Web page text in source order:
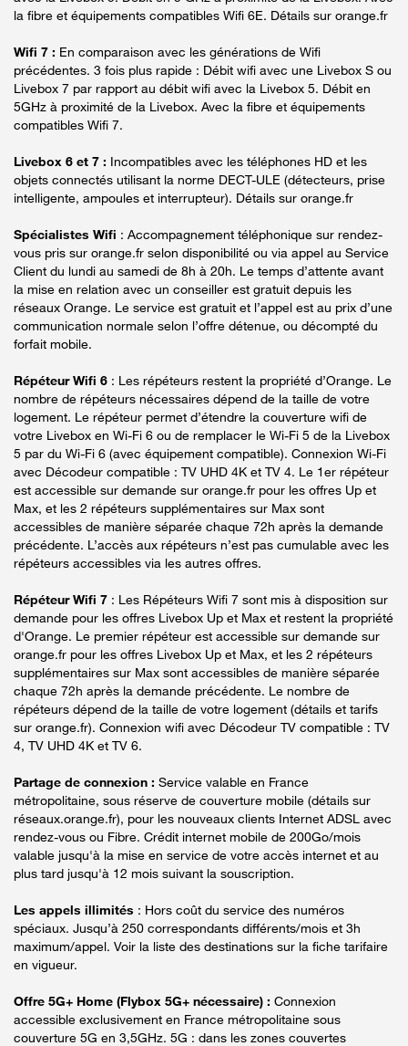
la fibre et équipements compatibles Wifi 6E. Détails sur orange.fr
Wifi 7 : En comparaison avec les générations de Wifi
précédentes. 3 fois plus rapide : Débit wifi avec une Livebox S ou
Livebox 7 par rapport au débit wifi avec la Livebox 5. Débit en
5GHz à proximité de la Livebox. Avec la fibre et équipements
compatibles Wifi 7.
Livebox 6 et 7 : Incompatibles avec les téléphones HD et les
objets connectés utilisant la norme DECT-ULE (détecteurs, prise
intelligente, ampoules et interrupteur). Détails sur orange.fr
Spécialistes Wifi : Accompagnement téléphonique sur rendez-
vous pris sur orange.fr selon disponibilité ou via appel au Service
Client du lundi au samedi de 8h à 20h. Le temps d’attente avant
la mise en relation avec un conseiller est gratuit depuis les
réseaux Orange. Le service est gratuit et l’appel est au prix d’une
communication normale selon l’offre détenue, ou décompté du
forfait mobile.
Répéteur Wifi 6 : Les répéteurs restent la propriété d’Orange. Le
nombre de répéteurs nécessaires dépend de la taille de votre
logement. Le répéteur permet d’étendre la couverture wifi de
votre Livebox en Wi-Fi 6 ou de remplacer le Wi-Fi 5 de la Livebox
5 par du Wi-Fi 6 (avec équipement compatible). Connexion Wi-Fi
avec Décodeur compatible : TV UHD 4K et TV 4. Le 1er répéteur
est accessible sur demande sur orange.fr pour les offres Up et
Max, et les 2 répéteurs supplémentaires sur Max sont
accessibles de manière séparée chaque 72h après la demande
précédente. L’accès aux répéteurs n’est pas cumulable avec les
répéteurs accessibles via les autres offres.
Répéteur Wifi 7 : Les Répéteurs Wifi 7 sont mis à disposition sur
demande pour les offres Livebox Up et Max et restent la propriété
d'Orange. Le premier répéteur est accessible sur demande sur
orange.fr pour les offres Livebox Up et Max, et les 2 répéteurs
supplémentaires sur Max sont accessibles de manière séparée
chaque 72h après la demande précédente. Le nombre de
répéteurs dépend de la taille de votre logement (détails et tarifs
sur orange.fr). Connexion wifi avec Décodeur TV compatible : TV
4, TV UHD 4K et TV 6.
Partage de connexion : Service valable en France
métropolitaine, sous réserve de couverture mobile (détails sur
réseaux.orange.fr), pour les nouveaux clients Internet ADSL avec
rendez-vous ou Fibre. Crédit internet mobile de 200Go/mois
valable jusqu'à la mise en service de votre accès internet et au
plus tard jusqu'à 12 mois suivant la souscription.
Les appels illimités : Hors coût du service des numéros
spéciaux. Jusqu’à 250 correspondants différents/mois et 3h
maximum/appel. Voir la liste des destinations sur la fiche tarifaire
en vigueur.
Offre 5G+ Home (Flybox 5G+ nécessaire) : Connexion
accessible exclusivement en France métropolitaine sous
couverture 5G en 3,5GHz. 5G : dans les zones couvertes